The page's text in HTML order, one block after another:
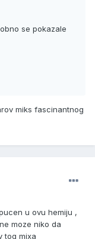
se pokazale
miks fascinantnog
u ovu hemiju ,
moze niko da
tog mixa